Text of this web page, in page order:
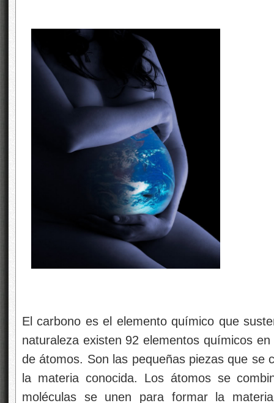
El carbono es el elemento químico que
naturaleza existen 92 elementos químicos
de átomos. Son las pequeñas piezas que se
la materia conocida. Los átomos se
moléculas se unen para formar la